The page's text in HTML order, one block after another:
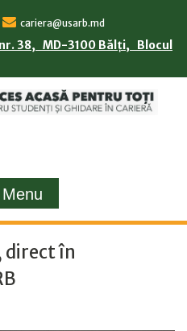
cariera@usarb.md
38, MD-3100 Bălți, Blocul
Menu
direct în